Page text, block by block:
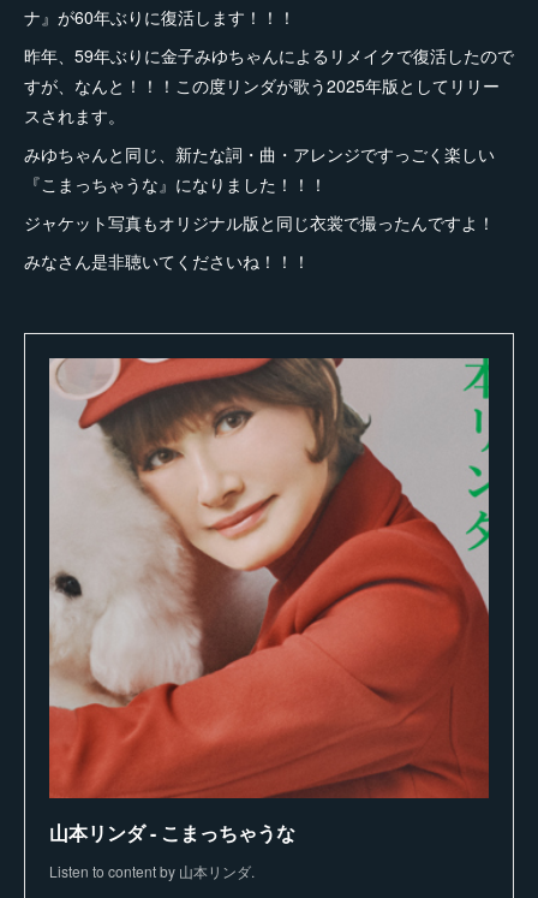
ナ』が60年ぶりに復活します！！！
昨年、59年ぶりに金子みゆちゃんによるリメイクで復活したので
すが、なんと！！！この度リンダが歌う2025年版としてリリー
スされます。
みゆちゃんと同じ、新たな詞・曲・アレンジですっごく楽しい
『こまっちゃうな』になりました！！！
ジャケット写真もオリジナル版と同じ衣裳で撮ったんですよ！
みなさん是非聴いてくださいね！！！
山本リンダ - こまっちゃうな
Listen to content by 山本リンダ.